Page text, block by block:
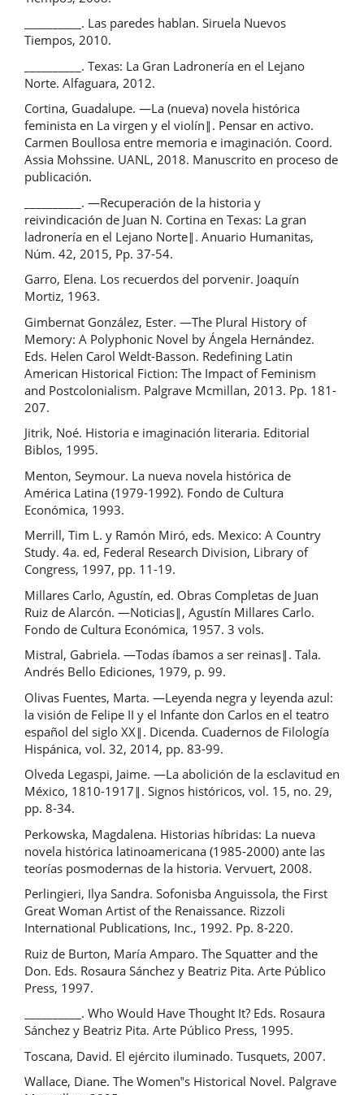
__________. Las paredes hablan. Siruela Nuevos
Tiempos, 2010.
__________. Texas: La Gran Ladronería en el Lejano
Norte. Alfaguara, 2012.
Cortina, Guadalupe. ―La (nueva) novela histórica
feminista en La virgen y el violín‖. Pensar en activo.
Carmen Boullosa entre memoria e imaginación. Coord.
Assia Mohssine. UANL, 2018. Manuscrito en proceso de
publicación.
__________. ―Recuperación de la historia y
reivindicación de Juan N. Cortina en Texas: La gran
ladronería en el Lejano Norte‖. Anuario Humanitas,
Núm. 42, 2015, Pp. 37-54.
Garro, Elena. Los recuerdos del porvenir. Joaquín
Mortiz, 1963.
Gimbernat González, Ester. ―The Plural History of
Memory: A Polyphonic Novel by Ángela Hernández.
Eds. Helen Carol Weldt-Basson. Redefining Latin
American Historical Fiction: The Impact of Feminism
and Postcolonialism. Palgrave Mcmillan, 2013. Pp. 181-
207.
Jitrik, Noé. Historia e imaginación literaria. Editorial
Biblos, 1995.
Menton, Seymour. La nueva novela histórica de
América Latina (1979-1992). Fondo de Cultura
Económica, 1993.
Merrill, Tim L. y Ramón Miró, eds. Mexico: A Country
Study. 4a. ed, Federal Research Division, Library of
Congress, 1997, pp. 11-19.
Millares Carlo, Agustín, ed. Obras Completas de Juan
Ruiz de Alarcón. ―Noticias‖, Agustín Millares Carlo.
Fondo de Cultura Económica, 1957. 3 vols.
Mistral, Gabriela. ―Todas íbamos a ser reinas‖. Tala.
Andrés Bello Ediciones, 1979, p. 99.
Olivas Fuentes, Marta. ―Leyenda negra y leyenda azul:
la visión de Felipe II y el Infante don Carlos en el teatro
español del siglo XX‖. Dicenda. Cuadernos de Filología
Hispánica, vol. 32, 2014, pp. 83-99.
Olveda Legaspi, Jaime. ―La abolición de la esclavitud en
México, 1810-1917‖. Signos históricos, vol. 15, no. 29,
pp. 8-34.
Perkowska, Magdalena. Historias híbridas: La nueva
novela histórica latinoamericana (1985-2000) ante las
teorías posmodernas de la historia. Vervuert, 2008.
Perlingieri, Ilya Sandra. Sofonisba Anguissola, the First
Great Woman Artist of the Renaissance. Rizzoli
International Publications, Inc., 1992. Pp. 8-220.
Ruiz de Burton, María Amparo. The Squatter and the
Don. Eds. Rosaura Sánchez y Beatriz Pita. Arte Público
Press, 1997.
__________. Who Would Have Thought It? Eds. Rosaura
Sánchez y Beatriz Pita. Arte Público Press, 1995.
Toscana, David. El ejército iluminado. Tusquets, 2007.
Wallace, Diane. The Women‟s Historical Novel. Palgrave